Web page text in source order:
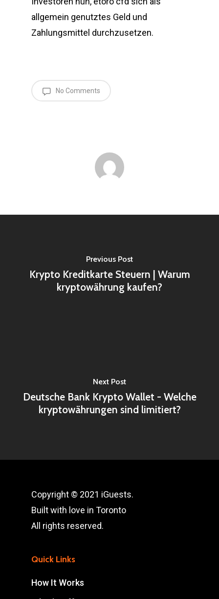
allgemein genutztes Geld und
Zahlungsmittel durchzusetzen.
No Comments
Previous Post
Krypto Kreditkarte Steuern | Warum
kryptowährung kaufen?
Next Post
Deutsche Bank Krypto Wallet - Welche
kryptowährungen sind limitiert?
Copyright © 2021 iGuests.
Built with love in Toronto
All rights reserved.
Quick Links
How It Works